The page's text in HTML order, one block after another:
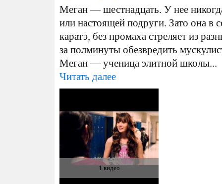
Меган — шестнадцать. У нее
или настоящей подруги. Зато она в
каратэ, без промаха стреляет из
за полминуты обезвредить
Меган — ученица элитной школы...
Читать далее
1 видео